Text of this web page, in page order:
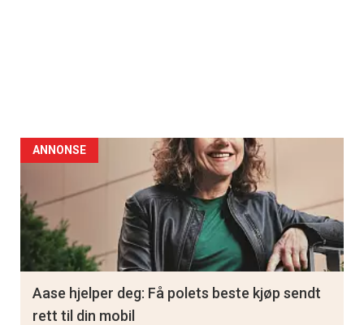
ANNONSE
Aase hjelper deg: Få polets beste kjøp sendt
rett til din mobil